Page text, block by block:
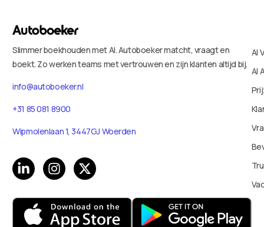
Slimmer boekhouden met AI. Autoboeker matcht, vraagt en
boekt. Zo werken teams met vertrouwen en zijn klanten altijd bij.
info@autoboeker.nl
+31 85 081 8900
Wipmolenlaan 1, 3447GJ Woerden
AI
AI